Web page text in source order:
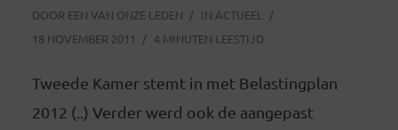
DOOR EEN VAN ONZE LEDEN IN ACTUEEL
18 NOVEMBER 2011
4 MINUTEN LEESTIJD
Tweede Kamer stemt in met Belastingplan
2012 (..) Verder werd ook de aangepast